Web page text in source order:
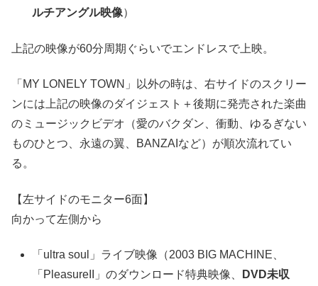
ルチアングル映像）
上記の映像が60分周期ぐらいでエンドレスで上映。
「MY LONELY TOWN」以外の時は、右サイドのスクリー
ンには上記の映像のダイジェスト＋後期に発売された楽曲
のミュージックビデオ（愛のバクダン、衝動、ゆるぎない
ものひとつ、永遠の翼、BANZAIなど）が順次流れてい
る。
【左サイドのモニター6面】
向かって左側から
「ultra soul」ライブ映像（2003 BIG MACHINE、
「PleasureII」のダウンロード特典映像、
DVD未収